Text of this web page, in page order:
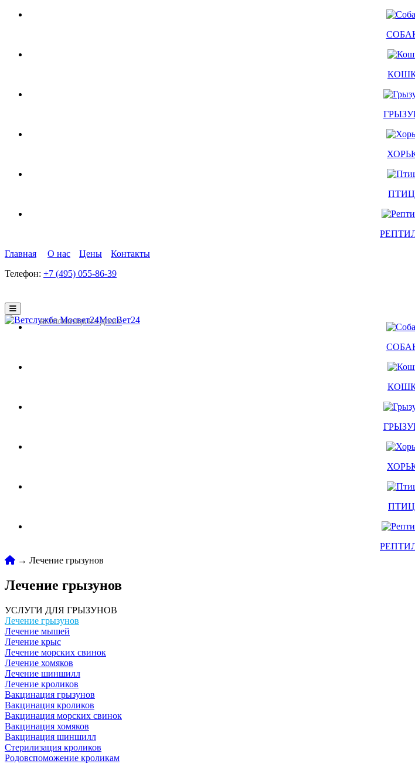
Главная
О нас Цены
Контакты
Телефон: +7 (495) 055-86-39
МосВет24
ВЕТПОМОЩЬ НА ДОМУ
→ Лечение грызунов
Лечение грызунов
УСЛУГИ ДЛЯ ГРЫЗУНОВ
Лечение грызунов
Лечение мышей
Лечение крыс
Лечение морских свинок
Лечение хомяков
Лечение шиншилл
Лечение кроликов
Вакцинация грызунов
Вакцинация кроликов
Вакцинация морских свинок
Вакцинация хомяков
Вакцинация шиншилл
Стерилизация кроликов
Родовспоможение кроликам